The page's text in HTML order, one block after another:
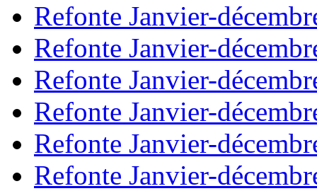
Refonte Janvier-
Refonte Janvier-
Refonte Janvier-
Refonte Janvier-
Refonte Janvier-
Refonte Janvier-